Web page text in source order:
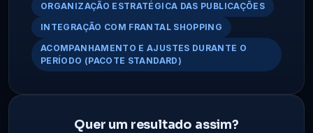
ORGANIZAÇÃO ESTRATÉGICA DAS PUBLICAÇÕES
INTEGRAÇÃO COM FRANTAL SHOPPING
ACOMPANHAMENTO E AJUSTES DURANTE O
PERÍODO (PACOTE STANDARD)
Quer um resultado assim?